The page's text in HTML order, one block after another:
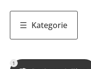
Kategorie
1